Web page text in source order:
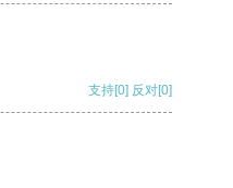
支持[0] 反对[0]